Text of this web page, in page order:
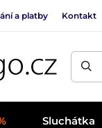
a platby Kontakt
Sluchátka